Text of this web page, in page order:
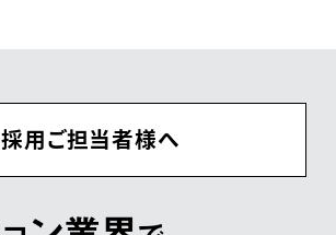
採用ご担当者様へ